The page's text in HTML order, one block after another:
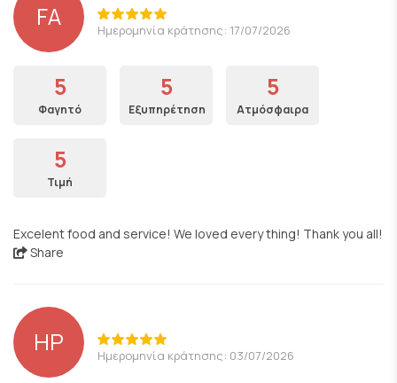
FA Ημερομηνία κράτησης: 17/07/2026
5
Φαγητό
5
Εξυπηρέτηση
5
Ατμόσφαιρα
5
Τιμή
Excelent food and service! We loved every thing! Thank you all!
Share
HP Ημερομηνία κράτησης: 03/07/2026